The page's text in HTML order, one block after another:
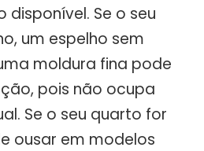
Se o seu
um espelho sem
moldura fina pode
pois não ocupa
Se o seu quarto for
ousar em modelos